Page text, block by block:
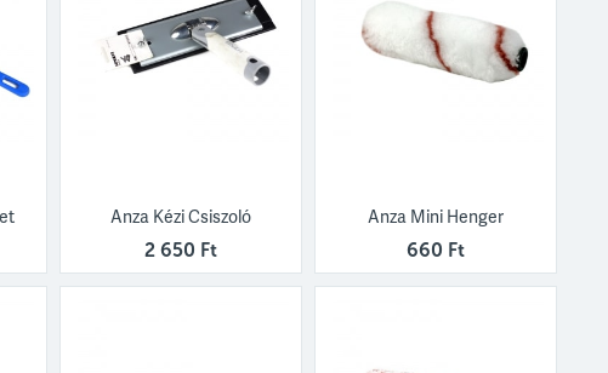
Anza Kézi Csiszoló
2 650 Ft
Anza Mini Henger
660 Ft